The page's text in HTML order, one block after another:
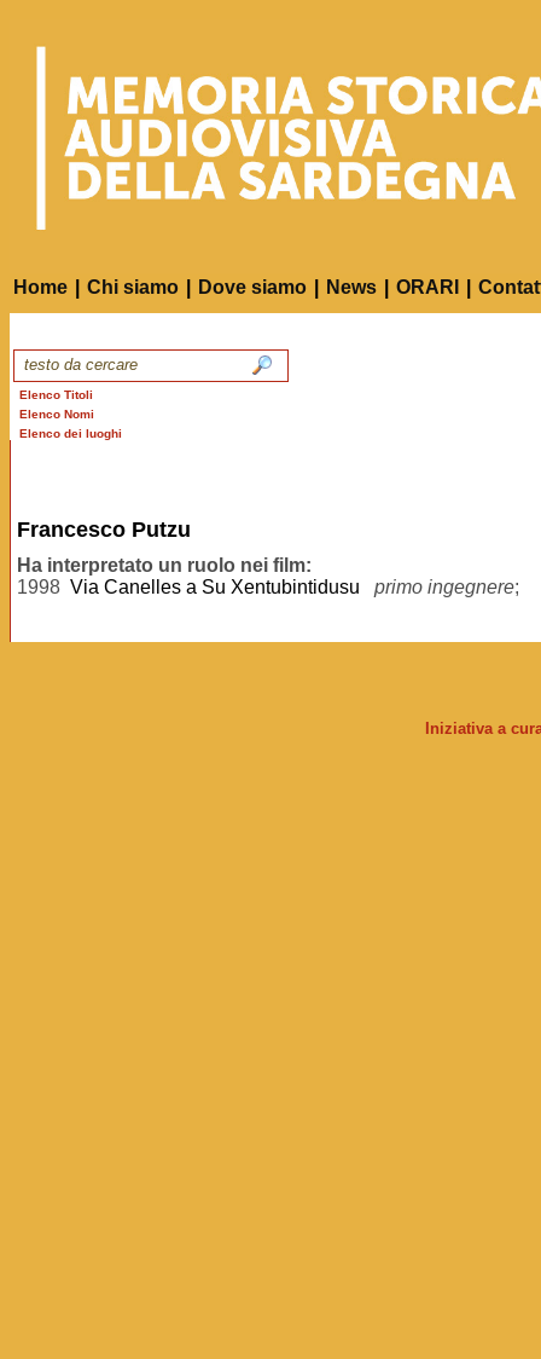
Home Chi siamo Dove siamo News ORARI
Elenco Titoli
Elenco Nomi
Elenco dei luoghi
Francesco Putzu
Ha interpretato un ruolo nei film:
1998 Via Canelles a Su Xentubintidusu primo ingegnere;
Iniziativa a